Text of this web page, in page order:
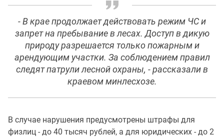
- В крае продолжает действовать режим ЧС и
запрет на пребывание в лесах. Доступ в дикую
природу разрешается только пожарным и
арендующим участки. За соблюдением правил
следят патрули лесной охраны, - рассказали в
краевом минлесхозе.
В случае нарушения предусмотрены штрафы для
физлиц - до 40 тысяч рублей, а для юридических - до 2